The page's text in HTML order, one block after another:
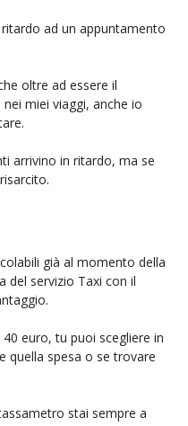
ad un appuntamento
oltre ad essere il
miei viaggi, anche io
arrivino in ritardo, ma se
già al momento della
del servizio Taxi con il
euro, tu puoi scegliere in
quella spesa o se trovare
stai sempre a